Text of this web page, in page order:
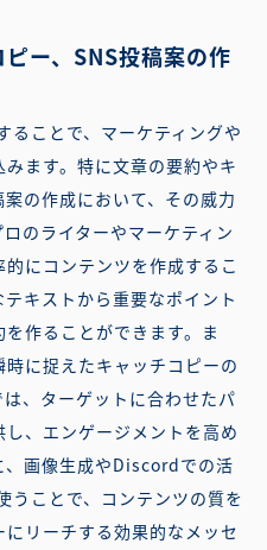
ー、SNS投稿案の作
ることで、マーケティングや
ます。特に文章の要約やキ
の作成において、その威力
のライターやマーケティン
にコンテンツを作成するこ
キストから重要なポイント
作ることができます。ま
に捉えたキャッチコピーの
、ターゲットに合わせたパ
、エンゲージメントを高め
、画像生成やDiscordでの活
うことで、コンテンツの質を
リーチする効果的なメッセ